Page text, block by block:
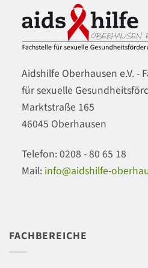
Aidshilfe Oberhausen e.V. -
für sexuelle
Marktstraße 165
46045 Oberhausen
Telefon: 0208 - 80 65 18
Mail: info@aidshilfe-
FACHBEREICHE